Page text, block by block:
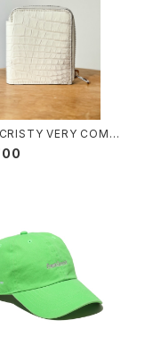
VERY COMP
/HIMALAYA